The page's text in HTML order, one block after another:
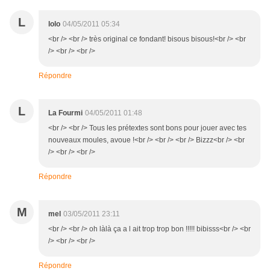
L lolo 04/05/2011 05:34
<br /> <br /> très original ce fondant! bisous bisous!<br /> <br
/> <br /> <br />
Répondre
L La Fourmi 04/05/2011 01:48
<br /> <br /> Tous les prétextes sont bons pour jouer avec tes
nouveaux moules, avoue !<br /> <br /> <br /> Bizzz<br /> <br
/> <br /> <br />
Répondre
M mel 03/05/2011 23:11
<br /> <br /> oh làlà ça a l ait trop trop bon !!!!! bibisss<br /> <br
/> <br /> <br />
Répondre